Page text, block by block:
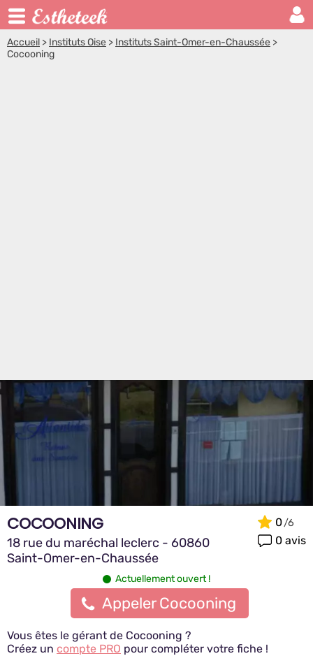
Accueil > Instituts Oise > Instituts Saint-Omer-en-Chaussée >
Cocooning
COCOONING
18 rue du maréchal leclerc - 60860
Saint-Omer-en-Chaussée
0
0 avis
Actuellement ouvert !
Appeler Cocooning
Vous êtes le gérant de Cocooning ?
Créez un compte PRO pour compléter votre fiche !